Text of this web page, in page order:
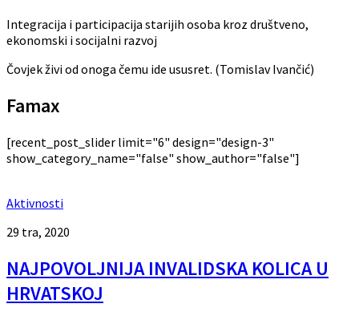
Integracija i participacija starijih osoba kroz društveno,
ekonomski i socijalni razvoj
Čovjek živi od onoga čemu ide ususret. (Tomislav Ivančić)
Famax
[recent_post_slider limit="6" design="design-3"
show_category_name="false" show_author="false"]
Aktivnosti
29 tra, 2020
NAJPOVOLJNIJA INVALIDSKA KOLICA U
HRVATSKOJ